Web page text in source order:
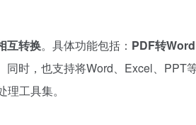
互转换。具体功能包括： PDF转Word
同时，也支持将Word、Excel、PPT
工具集。